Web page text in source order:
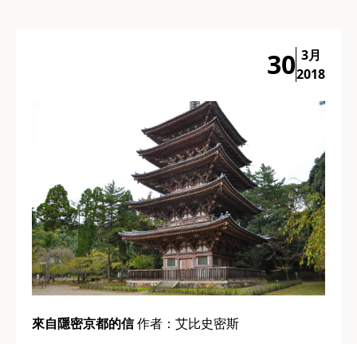
30 3月
2018
來自隱密京都的信作者：艾比史密斯